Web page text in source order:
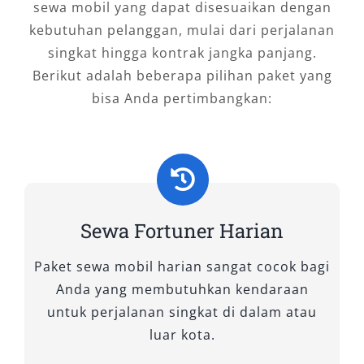
sangat layak dipertimbangkan.
Tipe Mobil Fortuner yang Kami
Sewakan
elegan, dan nyaman untuk perjalanan di Tegal
atau ke luar kota, Toyota Fortuner adalah
pilihan terbaik. Sebagai SUV premium,
Fortuner menawarkan performa, keamanan,
dan kenyamanan kelas atas. Di Salsa Wisata,
kami menyediakan berbagai tipe Fortuner
berkualitas yang dapat disesuaikan dengan
kebutuhan Anda, baik untuk keperluan pribadi,
keluarga, bisnis, hingga dinas pemerintahan.
sewa mobil yang dapat disesuaikan dengan
kebutuhan pelanggan, mulai dari perjalanan
singkat hingga kontrak jangka panjang.
Berikut adalah beberapa pilihan paket yang
bisa Anda pertimbangkan:
Sewa Fortuner Harian
Paket sewa mobil harian sangat cocok bagi
Anda yang membutuhkan kendaraan
untuk perjalanan singkat di dalam atau
luar kota.